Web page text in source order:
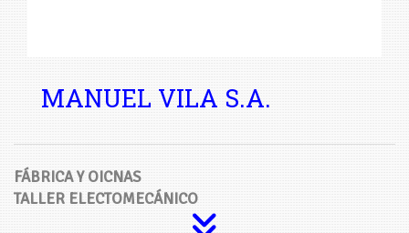
MANUEL VILA S.A.
FÁBRICA Y OICNAS
TALLER ELECTOMECÁNICO